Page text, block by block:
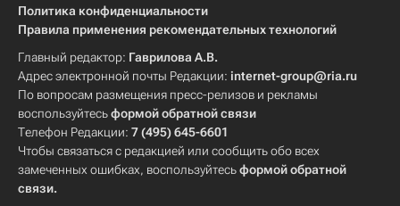
Политика конфиденциальности
Правила применения рекомендательных технологий
Главный редактор: Гаврилова А.В.
Адрес электронной почты Редакции: internet-group@ria.ru
По вопросам размещения пресс-релизов и рекламы
воспользуйтесьформой обратной связи
Телефон Редакции: 7 (495) 645-6601
Чтобы связаться с редакцией или сообщить обо всех
замеченных ошибках, воспользуйтесьформой обратной
связи.